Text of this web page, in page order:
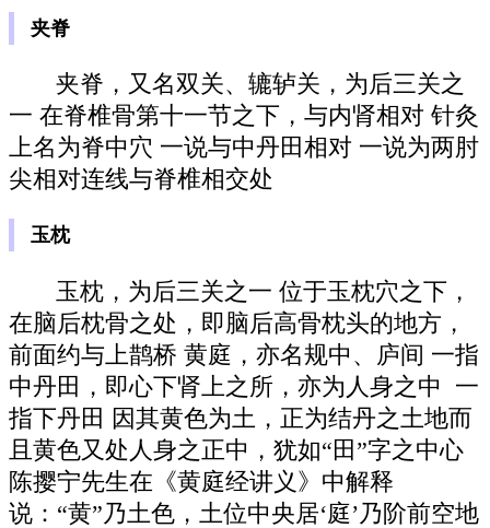
夹脊
夹脊，又名双关、辘轳关，为后三关之
一 在脊椎骨第十一节之下，与内肾相对 针灸
上名为脊中穴 一说与中丹田相对 一说为两肘
尖相对连线与脊椎相交处
玉枕
玉枕，为后三关之一 位于玉枕穴之下，
在脑后枕骨之处，即脑后高骨枕头的地方，
前面约与上鹊桥 黄庭，亦名规中、庐间 一指
中丹田，即心下肾上之所，亦为人身之中 一
指下丹田 因其黄色为土，正为结丹之土地而
且黄色又处人身之正中，犹如“田”字之中心
陈撄宁先生在《黄庭经讲义》中解释
说：“黄”乃土色，土位中央居‘庭’乃阶前空地